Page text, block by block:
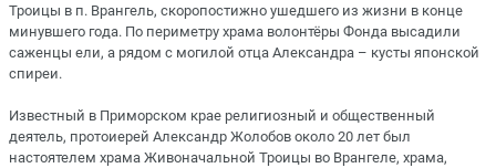
Троицы в п. Врангель, скоропостижно ушедшего из жизни в конце
минувшего года. По периметру храма волонтёры Фонда высадили
саженцы ели, а рядом с могилой отца Александра – кусты японской
спиреи.
Известный в Приморском крае религиозный и общественный
деятель, протоиерей Александр Жолобов около 20 лет был
настоятелем храма Живоначальной Троицы во Врангеле, храма,